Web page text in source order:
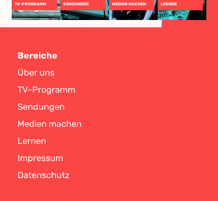
TV-PROGRAMM SENDUNGEN MEDIEN MACHEN LERNEN
Bereiche
Über uns
TV-Programm
Sendungen
Medien machen
Lernen
Impressum
Datenschutz